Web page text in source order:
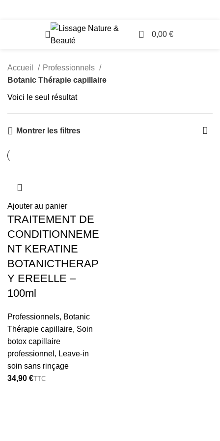
0 0,00 €
Accueil
Professionnels
Botanic Thérapie capillaire
Voici le seul résultat
Montrer les filtres
Ajouter au panier
TRAITEMENT DE
CONDITIONNEME
NT KERATINE
BOTANICTHERAP
Y EREELLE –
100ml
Professionnels, Botanic
Thérapie capillaire, Soin
botox capillaire
professionnel , Leave-in
soin sans rinçage
€